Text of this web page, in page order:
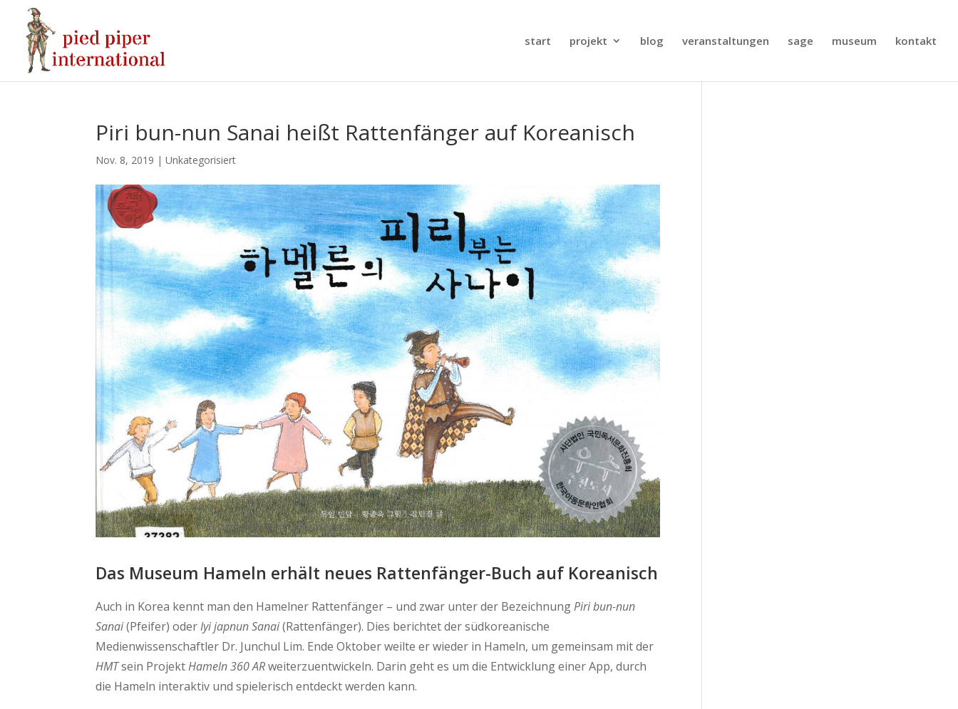
start projekt blog veranstaltungen sage museum kontakt
Piri bun-nun Sanai heißt Rattenfänger auf Koreanisch
Nov. 8, 2019 |Unkategorisiert
Rattenfänger-Buch auf Koreanisch, Sammlung Museum Hameln, Inv-Nr: 37383, Foto: Museum Hameln
Das Museum Hameln erhält neues Rattenfänger-Buch auf Koreanisch
Auch in Korea kennt man den Hamelner Rattenfänger – und zwar unter der BezeichnungPiri bun-nun
Sanai(Pfeifer) oderIyi japnun Sanai(Rattenfänger). Dies berichtet der südkoreanische
Medienwissenschaftler Dr. Junchul Lim. Ende Oktober weilte er wieder in Hameln, um gemeinsam mit der
HMTsein ProjektHameln 360 ARweiterzuentwickeln. Darin geht es um die Entwicklung einer App, durch
die Hameln interaktiv und spielerisch entdeckt werden kann.